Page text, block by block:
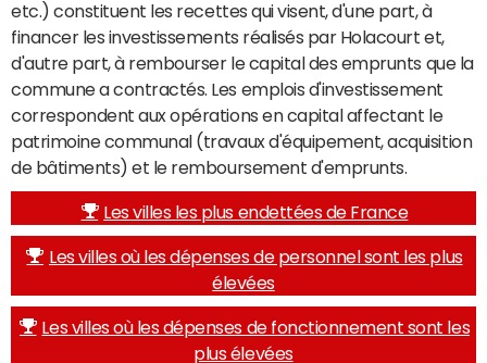
etc.) constituent les recettes qui visent, d'une part, à
financer les investissements réalisés par Holacourt et,
d'autre part, à rembourser le capital des emprunts que la
commune a contractés. Les emplois d'investissement
correspondent aux opérations en capital affectant le
patrimoine communal (travaux d'équipement, acquisition
de bâtiments) et le remboursement d'emprunts.
Les villes les plus endettées de France
Les villes où les dépenses de personnel sont les plus
élevées
Les villes où les dépenses de fonctionnement sont les
plus élevées